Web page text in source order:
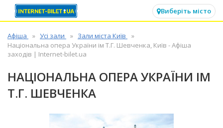
Виберіть місто
Афіша Усі зали
Зали міста Київ
Національна опера України ім Т.Г. Шевченка, Київ - Афіша
заходів | Internet-bilet.ua
НАЦІОНАЛЬНА ОПЕРА УКРАЇНИ ІМ
Т.Г. ШЕВЧЕНКА